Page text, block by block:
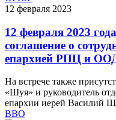
12 февраля 2023
12 февраля 2023
соглашение о
епархией РПЦ и
На встрече также
«Шуя» и руководитель
епархии иерей Василий
ВВО